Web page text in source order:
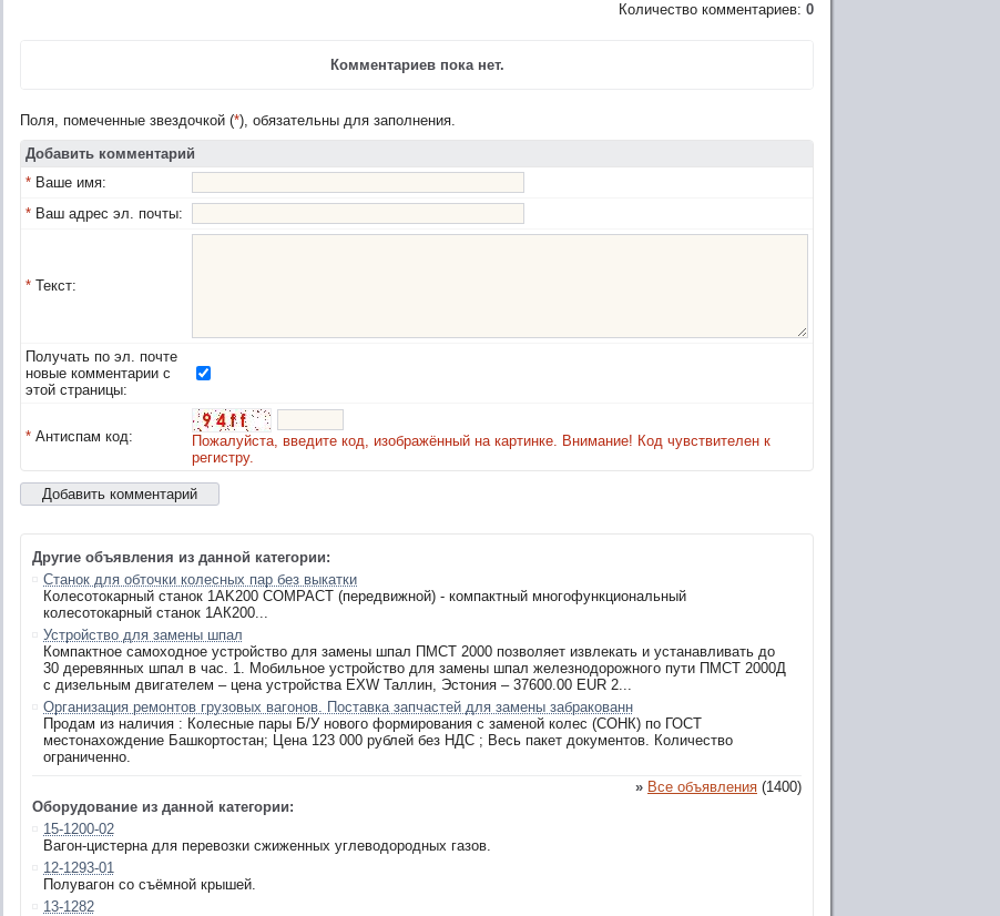
Количество комментариев: 0
Комментариев пока нет.
Поля, помеченные звездочкой (*), обязательны для заполнения.
Добавить комментарий
* Ваше имя:
* Ваш адрес эл. почты:
* Текст:
Получать по эл. почте
новые комментарии с
этой страницы:
* Антиспам код:
Пожалуйста, введите код, изображённый на картинке. Внимание! Код чувствителен к
регистру.
Другие объявления из данной категории:
Станок для обточки колесных пар без выкатки
Колесотокарный станок 1AK200 COMPACT (передвижной) - компактный многофункциональный
колесотокарный станок 1АК200...
Устройство для замены шпал
Компактное самоходное устройство для замены шпал ПМСТ 2000 позволяет извлекать и устанавливать до
30 деревянных шпал в час. 1. Мобильное устройство для замены шпал железнодорожного пути ПМСТ 2000Д
с дизельным двигателем – цена устройства EXW Таллин, Эстония – 37600.00 EUR 2...
Организация ремонтов грузовых вагонов. Поставка запчастей для замены забракованн
Продам из наличия : Колесные пары Б/У нового формирования с заменой колес (СОНК) по ГОСТ
местонахождение Башкортостан; Цена 123 000 рублей без НДС ; Весь пакет документов. Количество
ограниченно.
» Все объявления (1400)
Оборудование из данной категории:
15-1200-02
Вагон-цистерна для перевозки сжиженных углеводородных газов.
12-1293-01
Полувагон со съёмной крышей.
13-1282